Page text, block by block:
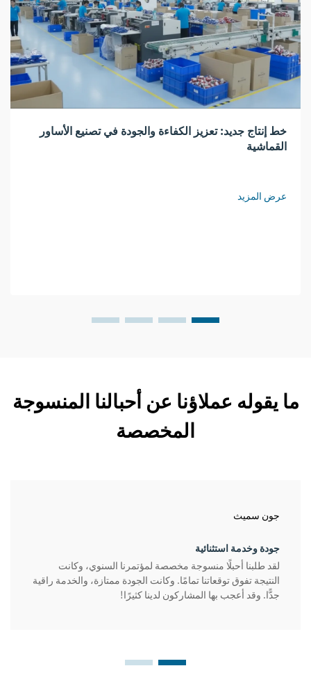
خط إنتاج جديد: تعزيز الكفاءة والجودة في تصنيع الأساور
القماشية
عرض المزيد
ما يقوله عملاؤنا عن أحبالنا المنسوجة
المخصصة
جون سميث
جودة وخدمة استثنائية
لقد طلبنا أحبلًا منسوجة مخصصة لمؤتمرنا السنوي، وكانت
النتيجة تفوق توقعاتنا تمامًا. وكانت الجودة ممتازة، والخدمة راقية
جدًّا. وقد أعجب بها المشاركون لدينا كثيرًا!